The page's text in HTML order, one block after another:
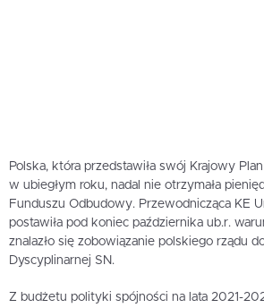
Polska, która przedstawiła swój Krajowy
w ubiegłym roku, nadal nie otrzymała
Funduszu Odbudowy. Przewodnicząca KE
postawiła pod koniec października ub.r.
znalazło się zobowiązanie polskiego rządu
Dyscyplinarnej SN.
Z budżetu polityki spójności na lata 2021-